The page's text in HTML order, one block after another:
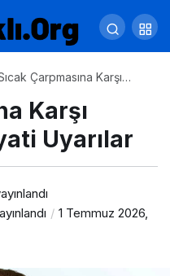
Çarpmasına Karşı
Karşı
Uyarılar
1 Temmuz 2026,
ve Hayati Uyarılar